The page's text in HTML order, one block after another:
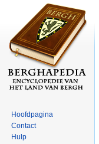
Hoofdpagina
Contact
Hulp